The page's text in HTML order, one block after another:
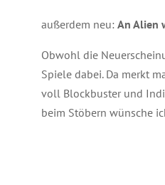
außerdem neu: An Alien
Obwohl die
Spiele dabei. Da merkt
voll Blockbuster und
beim Stöbern wünsche